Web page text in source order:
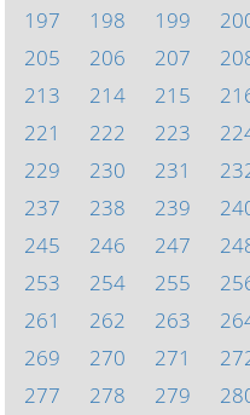
197
198 199
205
206 207
213
214 215
221
222 223
229
230 231
237
238 239
245
246 247
253
254 255
261
262 263
269
270 271
277
278 279